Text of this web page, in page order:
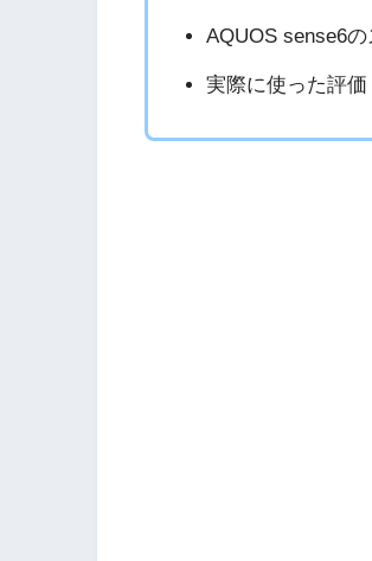
AQUOS sense6
実際に使った評